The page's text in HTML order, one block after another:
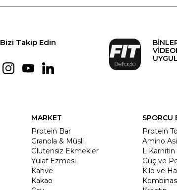
Bizi Takip Edin
MARKET
Protein Bar
Granola & Müsli
Glutensiz Ekmekler
Yulaf Ezmesi
Kahve
Kakao
SPORCU
Protein
Amino
L Karnitin
Güç ve
Kilo ve